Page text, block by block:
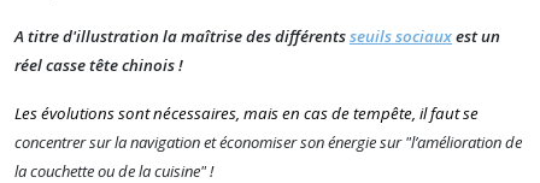
A titre d'illustration la maîtrise des différentsseuils sociauxest un
réel casse tête chinois !
Les évolutions sont nécessaires, mais en cas de tempête, il faut se
concentrer sur la navigation et économiser son énergie sur "l’amélioration de
la couchette ou de la cuisine" !